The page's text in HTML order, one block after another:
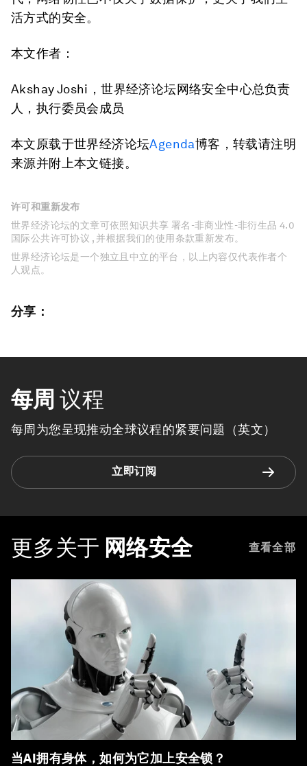
活方式的安全。
本文作者：
Akshay Joshi，世界经济论坛网络安全中心总负责
人，执行委员会成员
本文原载于世界经济论坛Agenda博客，转载请注明
来源并附上本文链接。
许可和重新发布
世界经济论坛的文章可依照知识共享 署名-非商业性-非衍生品 4.0
国际公共许可协议 , 并根据我们的使用条款重新发布。
世界经济论坛是一个独立且中立的平台，以上内容仅代表作者个
人观点。
分享：
每周 议程
每周为您呈现推动全球议程的紧要问题（英文）
立即订阅
更多关于 网络安全 查看全部
当AI拥有身体，如何为它加上安全锁？